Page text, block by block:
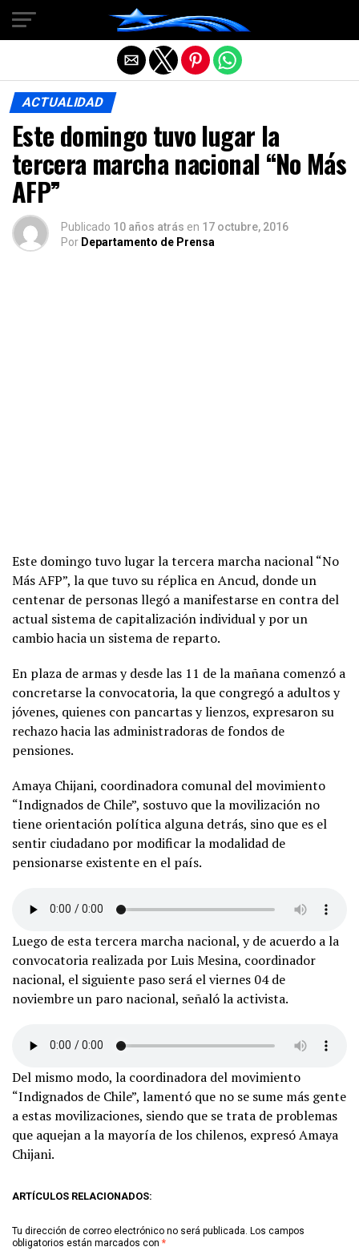
ACTUALIDAD
Este domingo tuvo lugar la
tercera marcha nacional “No Más
AFP”
Publicado 10 años atrás en 17 octubre, 2016
Por Departamento de Prensa
Este domingo tuvo lugar la tercera marcha nacional “No
Más AFP”, la que tuvo su réplica en Ancud, donde un
centenar de personas llegó a manifestarse en contra del
actual sistema de capitalización individual y por un
cambio hacia un sistema de reparto.
En plaza de armas y desde las 11 de la mañana comenzó a
concretarse la convocatoria, la que congregó a adultos y
jóvenes, quienes con pancartas y lienzos, expresaron su
rechazo hacia las administradoras de fondos de
pensiones.
Amaya Chijani, coordinadora comunal del movimiento
“Indignados de Chile”, sostuvo que la movilización no
tiene orientación política alguna detrás, sino que es el
sentir ciudadano por modificar la modalidad de
pensionarse existente en el país.
Luego de esta tercera marcha nacional, y de acuerdo a la
convocatoria realizada por Luis Mesina, coordinador
nacional, el siguiente paso será el viernes 04 de
noviembre un paro nacional, señaló la activista.
Del mismo modo, la coordinadora del movimiento
“Indignados de Chile”, lamentó que no se sume más gente
a estas movilizaciones, siendo que se trata de problemas
que aquejan a la mayoría de los chilenos, expresó Amaya
Chijani.
ARTÍCULOS RELACIONADOS:
Tu dirección de correo electrónico no será publicada. Los campos
obligatorios están marcados con *
Salir de la versión móvil